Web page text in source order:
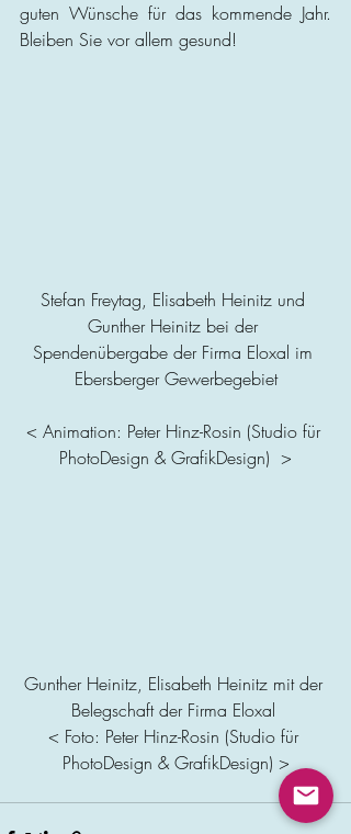
guten Wünsche für das kommende Jahr.
Bleiben Sie vor allem gesund!
Stefan Freytag, Elisabeth Heinitz und
Gunther Heinitz bei der
Spendenübergabe der Firma Eloxal im
Ebersberger Gewerbegebiet
< Animation: Peter Hinz-Rosin (Studio für
PhotoDesign & GrafikDesign)  >
Gunther Heinitz, Elisabeth Heinitz mit der
Belegschaft der Firma Eloxal
< Foto: Peter Hinz-Rosin (Studio für
PhotoDesign & GrafikDesign) >